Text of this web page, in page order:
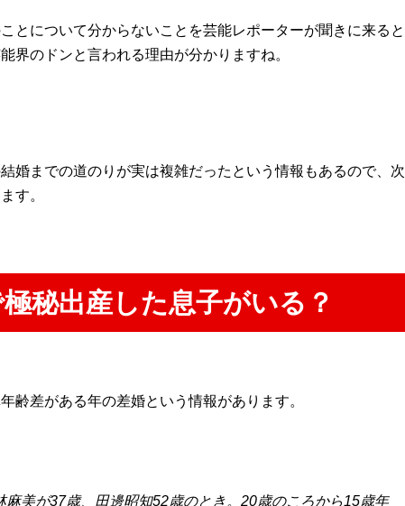
とについて分からないことを芸能レポーターが聞きに来ると
界のドンと言われる理由が分かりますね。
婚までの道のりが実は複雑だったという情報もあるので、次
す。
秘出産した息子がいる？
齢差がある年の差婚という情報があります。
麻美が37歳、田邊昭知52歳のとき。20歳のころから15歳年